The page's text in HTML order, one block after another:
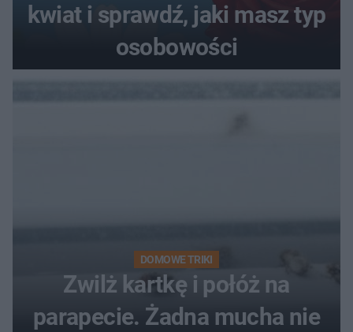
kwiat i sprawdź, jaki masz typ
osobowości
DOMOWE TRIKI
Zwilż kartkę i połóż na
parapecie. Żadna mucha nie